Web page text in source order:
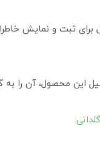
برای ثبت و نمایش
این محصول، آن را به